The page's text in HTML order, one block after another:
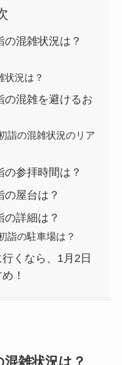
混雑状況は？
状況は？
の混雑を避けるお
詣の混雑状況のリア
参拝時間は？
屋台は？
の詳細は？
詣の駐車場は？
くなら、1月2日
！
雑状況は？